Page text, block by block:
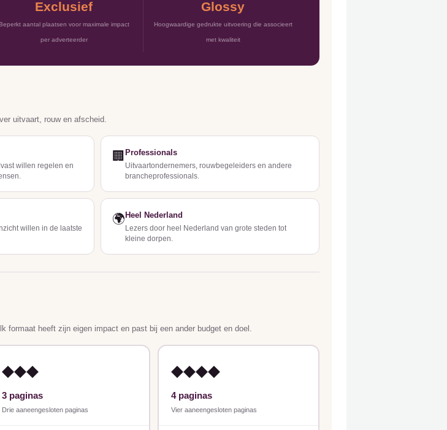
Exclusief
Beperkt aantal plaatsen voor maximale impact
per adverteerder
Glossy
Hoogwaardige gedrukte uitvoering die associeert
met kwaliteit
uitvaart, rouw en afscheid.
willen regelen en
🏢 Professionals
Uitvaartondernemers, rouwbegeleiders en andere
brancheprofessionals.
willen in de laatste
🌍Heel Nederland
Lezers door heel Nederland van grote steden tot
kleine dorpen.
heeft zijn eigen impact en past bij een ander budget en doel.
◆◆◆
3 paginas
Drie aaneengesloten paginas
◆◆◆◆
4 paginas
Vier aaneengesloten paginas